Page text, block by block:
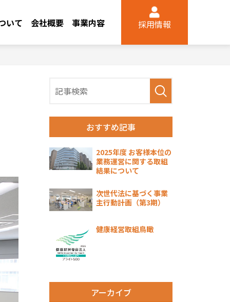
いて 会社概要 事業内容 採用情報
おすすめ記事
2025年度 お客様本位の
業務運営に関する取組
結果について
次世代法に基づく事業
主行動計画（第3期）
健康経営取組鳥瞰
アーカイブ